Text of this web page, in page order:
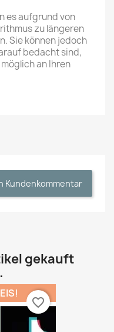
es aufgrund von
zu längeren
Sie können jedoch
bedacht sind,
an Ihren
Kundenkommentar
gekauft
favorite_border